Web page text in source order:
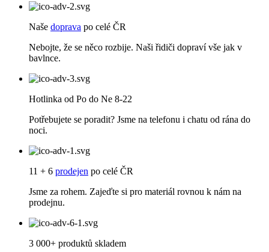
Naše doprava po celé ČR
Nebojte, že se něco rozbije. Naši řidiči dopraví vše jak v
bavlnce.
Hotlinka od Po do Ne 8-22
Potřebujete se poradit? Jsme na telefonu i chatu od rána do
noci.
11 + 6 prodejen po celé ČR
Jsme za rohem. Zajeďte si pro materiál rovnou k nám na
prodejnu.
3 000+ produktů skladem